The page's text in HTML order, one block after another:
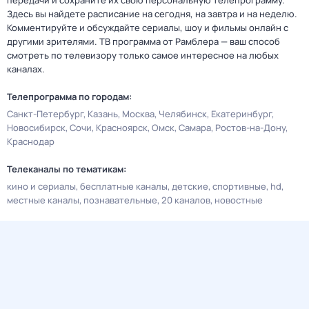
Здесь вы найдете расписание на сегодня, на завтра и на неделю.
Комментируйте и обсуждайте сериалы, шоу и фильмы онлайн с
другими зрителями. ТВ программа от Рамблера — ваш способ
смотреть по телевизору только самое интересное на любых
каналах.
Телепрограмма по городам:
Санкт-Петербург Казань Москва Челябинск Екатеринбург
Новосибирск Сочи Красноярск Омск Самара Ростов-на-Дону
Краснодар
Телеканалы по тематикам:
кино и сериалы бесплатные каналы детские спортивные hd
местные каналы познавательные 20 каналов новостные